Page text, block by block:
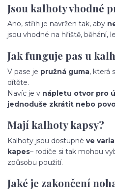
Jsou kalhoty vhodné
Ano, střih je navržen tak, aby
jsou vhodné na hřiště, běhání,
Jak funguje pas u
V pase je pružná guma, která
dítěte.
Navíc je v nápletu otvor pro
jednoduše zkrátit nebo
Mají kalhoty kapsy?
Kalhoty jsou dostupné ve
kapes– rodiče si tak mohou
způsobu použití.
Jaké je zakončení